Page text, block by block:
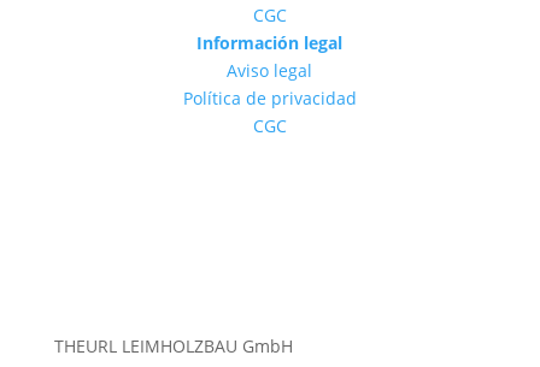
CGC
Información legal
Aviso legal
Política de privacidad
CGC
THEURL LEIMHOLZBAU GmbH